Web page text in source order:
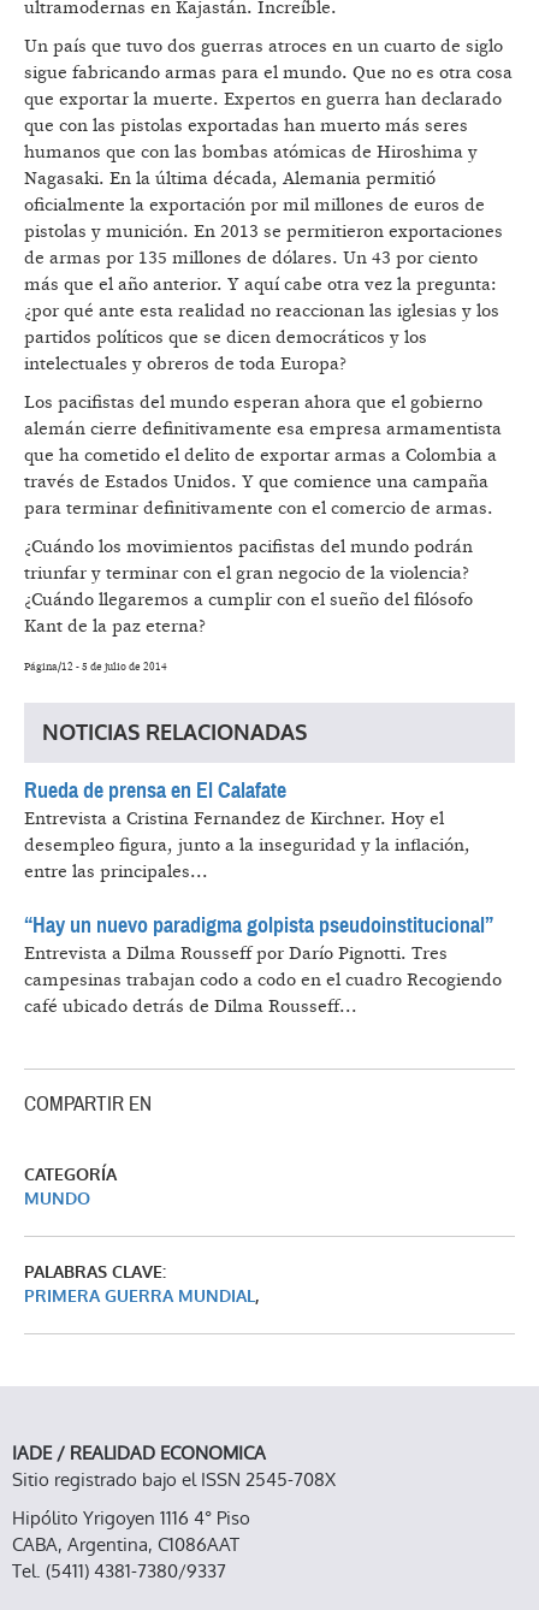
ultramodernas en Kajastán. Increíble.
Un país que tuvo dos guerras atroces en un cuarto de siglo
sigue fabricando armas para el mundo. Que no es otra cosa
que exportar la muerte. Expertos en guerra han declarado
que con las pistolas exportadas han muerto más seres
humanos que con las bombas atómicas de Hiroshima y
Nagasaki. En la última década, Alemania permitió
oficialmente la exportación por mil millones de euros de
pistolas y munición. En 2013 se permitieron exportaciones
de armas por 135 millones de dólares. Un 43 por ciento
más que el año anterior. Y aquí cabe otra vez la pregunta:
¿por qué ante esta realidad no reaccionan las iglesias y los
partidos políticos que se dicen democráticos y los
intelectuales y obreros de toda Europa?
Los pacifistas del mundo esperan ahora que el gobierno
alemán cierre definitivamente esa empresa armamentista
que ha cometido el delito de exportar armas a Colombia a
través de Estados Unidos. Y que comience una campaña
para terminar definitivamente con el comercio de armas.
¿Cuándo los movimientos pacifistas del mundo podrán
triunfar y terminar con el gran negocio de la violencia?
¿Cuándo llegaremos a cumplir con el sueño del filósofo
Kant de la paz eterna?
Página/12 - 5 de julio de 2014
NOTICIAS RELACIONADAS
Rueda de prensa en El Calafate
Entrevista a Cristina Fernandez de Kirchner. Hoy el
desempleo figura, junto a la inseguridad y la inflación,
entre las principales...
“Hay un nuevo paradigma golpista pseudoinstitucional”
Entrevista a Dilma Rousseff por Darío Pignotti. Tres
campesinas trabajan codo a codo en el cuadro Recogiendo
café ubicado detrás de Dilma Rousseff...
COMPARTIR EN
CATEGORÍA
MUNDO
PALABRAS CLAVE:
PRIMERA GUERRA MUNDIAL,
IADE / REALIDAD ECONOMICA
Sitio registrado bajo el ISSN 2545-708X
Hipólito Yrigoyen 1116 4° Piso
CABA, Argentina, C1086AAT
Tel. (5411) 4381-7380/9337